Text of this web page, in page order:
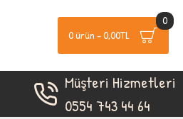
0 ürün - 0,00TL
0
Müşteri Hizmetleri
0554 743 44 64